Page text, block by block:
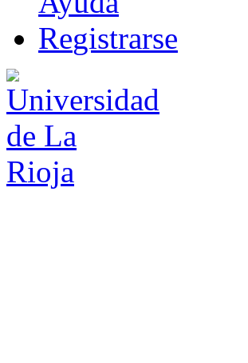
Registrarse